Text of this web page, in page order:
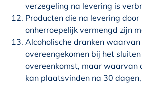
verzegeling na levering is
Producten die na levering door
onherroepelijk vermengd zijn
Alcoholische dranken
overeengekomen bij het
overeenkomst, maar waarvan
kan plaatsvinden na 30